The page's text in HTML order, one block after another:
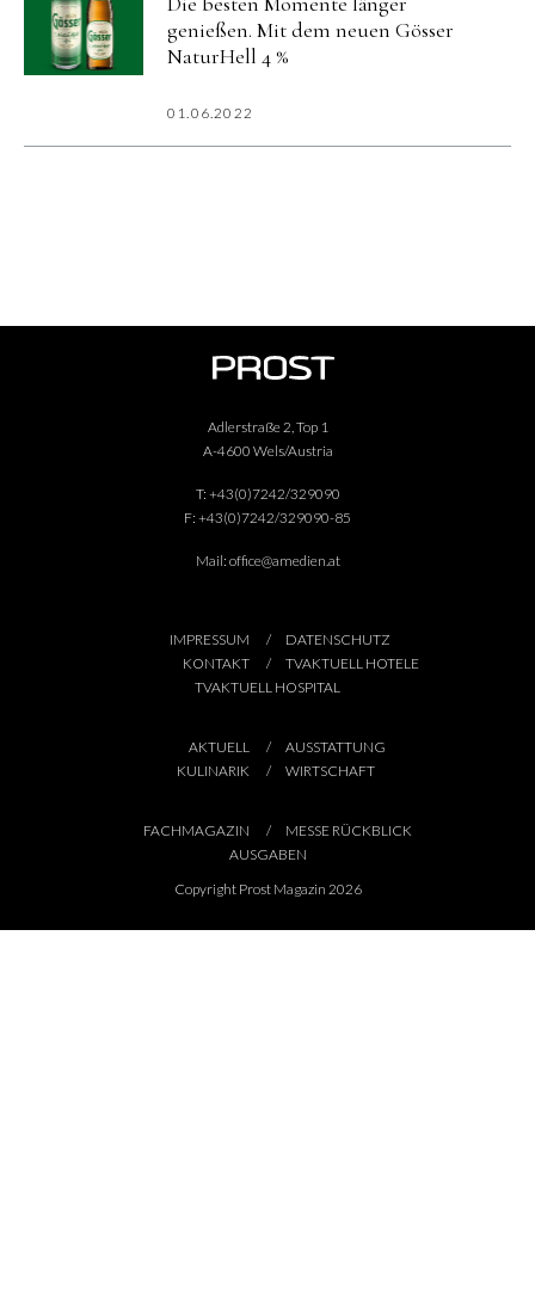
genießen. Mit dem neuen Gösser
NaturHell 4 %
01.06.2022
Adlerstraße 2, Top 1
A-4600 Wels/Austria
T: +43(0)7242/329090
F: +43(0)7242/329090-85
Mail: office@amedien.at
IMPRESSUM
DATENSCHUTZ
KONTAKT
TVAKTUELL HOTELE
TVAKTUELL HOSPITAL
AKTUELL
AUSSTATTUNG
KULINARIK
WIRTSCHAFT
FACHMAGAZIN
MESSE RÜCKBLICK
AUSGABEN
Copyright Prost Magazin 2026